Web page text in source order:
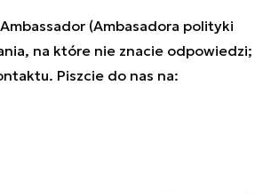
(Ambasadora polityki
na które nie znacie odpowiedzi;
Piszcie do nas na: